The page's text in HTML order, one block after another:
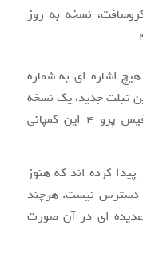
اشاره ای به شماره
تبلت جدید، یک نسخه
بازطراحی و به روز شده از تبلت سرفیس پرو ۴ این کمپانی
کرده اند که هنوز
دسترس نیست. هرچند
عدیده ای در آن صورت